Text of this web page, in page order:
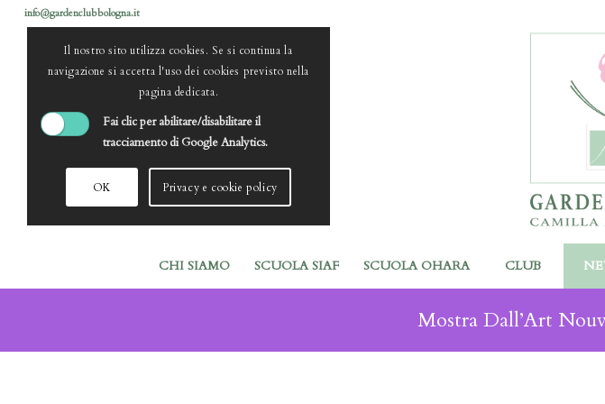
info@gardenclubbologna.it
CHI SIAMO SCUOLA SIAF SCUOLA OHARA CLUB
Mostra Dall’Art
Il nostro sito utilizza cookies. Se si continua la
navigazione si accetta l'uso dei cookies previsto nella
pagina dedicata.
Fai clic per abilitare/disabilitare il
tracciamento di Google Analytics.
OK Privacy e cookie policy